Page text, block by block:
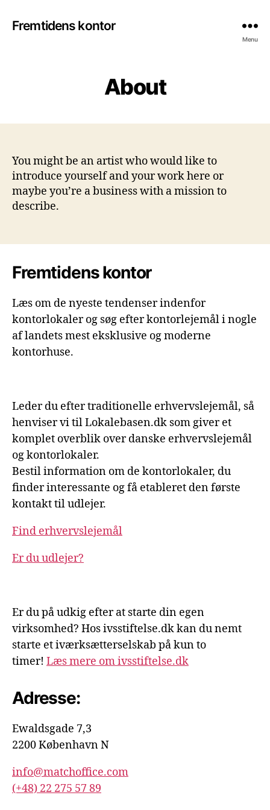
Fremtidens kontor
Menu
About
You might be an artist who would like to
introduce yourself and your work here or
maybe you’re a business with a mission to
describe.
Fremtidens kontor
Læs om de nyeste tendenser indenfor
kontorlokaler og søg efter kontorlejemål i nogle
af landets mest eksklusive og moderne
kontorhuse.
Leder du efter traditionelle erhvervslejemål, så
henviser vi til Lokalebasen.dk som giver et
komplet overblik over danske erhvervslejemål
og kontorlokaler.
Bestil information om de kontorlokaler, du
finder interessante og få etableret den første
kontakt til udlejer.
Find erhvervslejemål
Er du udlejer?
Er du på udkig efter at starte din egen
virksomhed? Hos ivsstiftelse.dk kan du nemt
starte et iværksætterselskab på kun to
timer! Læs mere om ivsstiftelse.dk
Adresse:
Ewaldsgade 7,3
2200 København N
info@matchoffice.com
(+48) 22 275 57 89